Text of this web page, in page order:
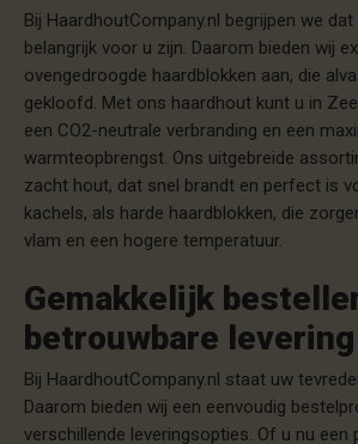
Bij HaardhoutCompany.nl begrijpen we
belangrijk voor u zijn. Daarom bieden wij
ovengedroogde haardblokken aan, die
gekloofd. Met ons haardhout kunt u in
een CO2-neutrale verbranding en een
warmteopbrengst. Ons uitgebreide
zacht hout, dat snel brandt en perfect is
kachels, als harde haardblokken, die
vlam en een hogere temperatuur.
Gemakkelijk
betrouwbare levering
Bij HaardhoutCompany.nl staat uw
Daarom bieden wij een eenvoudig
verschillende leveringsopties. Of u nu een